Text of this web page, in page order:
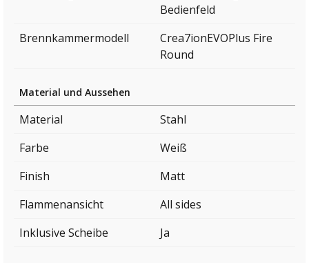
Bedienfeld
Brennkammermodell
Crea7ionEVOPlus Fire
Round
Material und Aussehen
Material
Stahl
Farbe
Weiß
Finish
Matt
Flammenansicht
All sides
Inklusive Scheibe
Ja